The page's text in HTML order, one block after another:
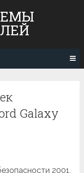
Galaxy
2001,